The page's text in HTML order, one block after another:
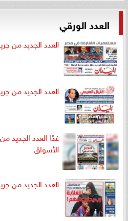
العدد الورقي
العدد الجديد من جريدة
العدد الجديد من جريدة
غدًا العدد الجديد
الأسواق
العدد الجديد من